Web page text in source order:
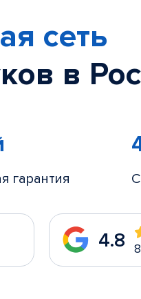
сеть
в
гарантия
4.8